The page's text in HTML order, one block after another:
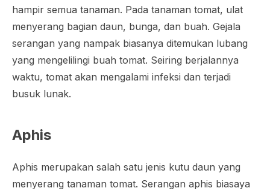
hampir semua tanaman. Pada tanaman tomat, ulat
menyerang bagian daun, bunga, dan buah. Gejala
serangan yang nampak biasanya ditemukan lubang
yang mengelilingi buah tomat. Seiring berjalannya
waktu, tomat akan mengalami infeksi dan terjadi
busuk lunak.
Aphis
Aphis merupakan salah satu jenis kutu daun yang
menyerang tanaman tomat. Serangan aphis biasaya